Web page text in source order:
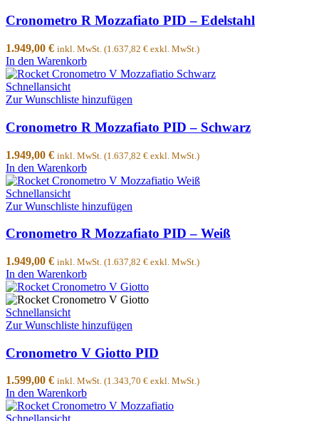
Cronometro R Mozzafiato PID – Edelstahl
1.949,00 € inkl. MwSt. (1.637,82 € exkl. MwSt.)
In den Warenkorb
Schnellansicht
Zur Wunschliste hinzufügen
Cronometro R Mozzafiato PID – Schwarz
1.949,00 € inkl. MwSt. (1.637,82 € exkl. MwSt.)
In den Warenkorb
Schnellansicht
Zur Wunschliste hinzufügen
Cronometro R Mozzafiato PID – Weiß
1.949,00 € inkl. MwSt. (1.637,82 € exkl. MwSt.)
In den Warenkorb
Schnellansicht
Zur Wunschliste hinzufügen
Cronometro V Giotto PID
1.599,00 € inkl. MwSt. (1.343,70 € exkl. MwSt.)
In den Warenkorb